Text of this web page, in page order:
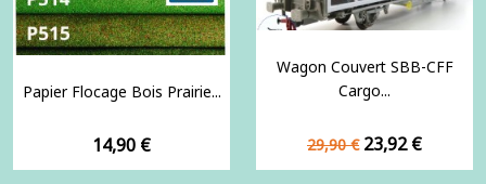
Papier Flocage Bois Prairie...
Prix
14,90 €
Wagon Couvert SBB-CFF
Cargo...
Prix
de
29,90 € Prix
23,92 €